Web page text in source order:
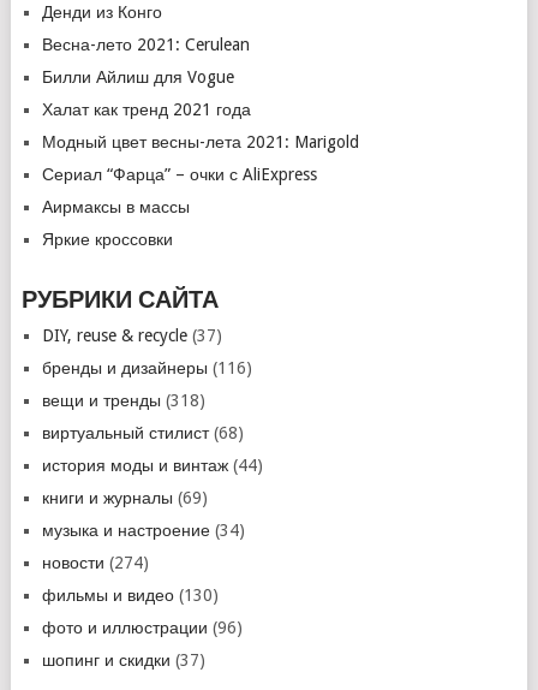
Денди из Конго
Весна-лето 2021: Cerulean
Билли Айлиш для Vogue
Халат как тренд 2021 года
Модный цвет весны-лета 2021: Marigold
Сериал “Фарца” – очки с AliExpress
Аирмаксы в массы
Яркие кроссовки
РУБРИКИ САЙТА
DIY, reuse & recycle(37)
бренды и дизайнеры (116)
вещи и тренды (318)
виртуальный стилист(68)
история моды и винтаж(44)
книги и журналы (69)
музыка и настроение(34)
новости (274)
фильмы и видео(130)
фото и иллюстрации (96)
шопинг и скидки (37)